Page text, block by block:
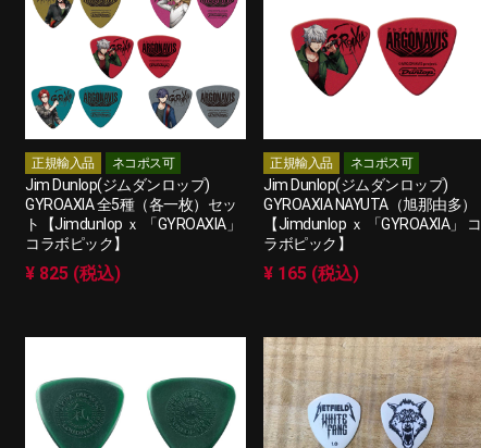
正規輸入品 ネコポス可
Jim Dunlop(ジムダンロップ)
GYROAXIA 全5種（各一枚）セッ
ト【Jimdunlop ｘ 「GYROAXIA」
コラボピック】
¥ 825 (税込)
正規輸入品 ネコポス可
Jim Dunlop(ジムダンロップ)
GYROAXIA NAYUTA（旭那由多）
【Jimdunlop ｘ 「GYROAXIA」 コ
ラボピック】
¥ 165 (税込)